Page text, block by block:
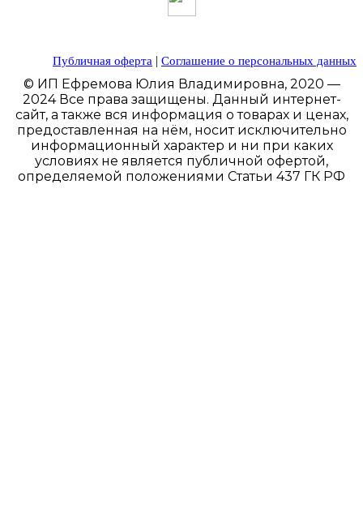
Публичная оферта | Соглашение о персональных данных
© ИП Ефремова Юлия Владимировна, 2020 —
2024 Все права защищены. Данный интернет-
сайт, а также вся информация о товарах и ценах,
предоставленная на нём, носит исключительно
информационный характер и ни при каких
условиях не является публичной офертой,
определяемой положениями Статьи 437 ГК РФ